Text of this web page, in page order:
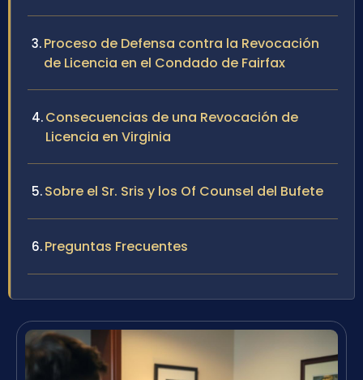
Proceso de Defensa contra la Revocación
de Licencia en el Condado de Fairfax
Consecuencias de una Revocación de
Licencia en Virginia
Sobre el Sr. Sris y los Of Counsel del Bufete
Preguntas Frecuentes